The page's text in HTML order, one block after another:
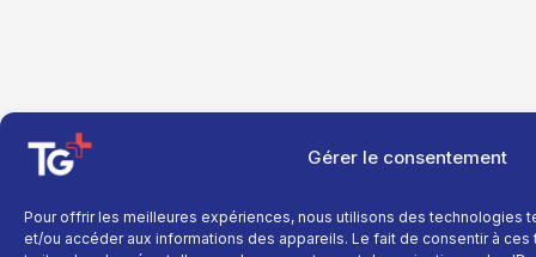
Gérer le consentement
Pour offrir les meilleures expériences, nous utilisons des technologies
et/ou accéder aux informations des appareils. Le fait de consentir à